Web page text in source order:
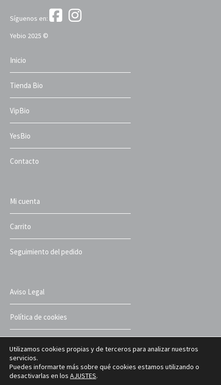
Síguenos en:
Yebio 2025 ©
Inicio
Tienda Bio
VipBio
YesBio
Contacto
Mi cuenta
Carrito
Seguimiento del pedido
Aviso Legal
Política de cookies
Términos y condiciones
Utilizamos cookies propias y de terceros para analizar nuestros
servicios.
Puedes informarte más sobre qué cookies estamos utilizando o
desactivarlas en los AJUSTES.